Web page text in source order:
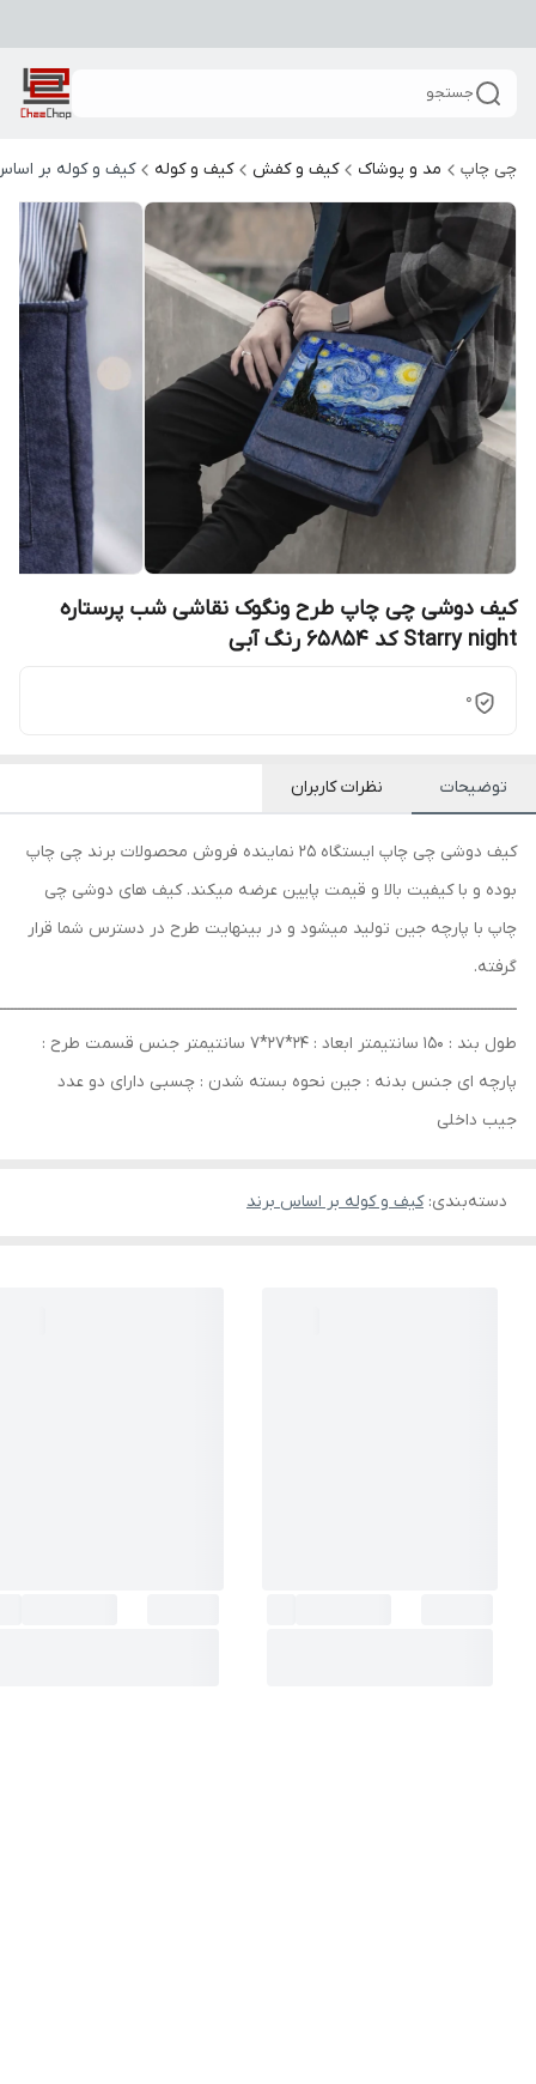
جستجو
چی چاپ مد و پوشاک کیف و کفش کیف و کوله کیف و کوله بر
کیف دوشی چی چاپ طرح ونگوک نقاشی شب پرستاره
Starry night کد 65854 رنگ آبی
0
توضیحات نظرات کاربران
کیف دوشی چی چاپ ایستگاه 25 نماینده فروش محصولات برند چی چاپ
بوده و با کیفیت بالا و قیمت پایین عرضه میکند. کیف های دوشی چی
چاپ با پارچه جین تولید میشود و در بینهایت طرح در دسترس شما قرار
گرفته.
طول بند : 150 سانتیمتر ابعاد : 24*27*7 سانتیمتر جنس قسمت طرح :
پارچه ای جنس بدنه : جین نحوه بسته شدن : چسبی دارای دو عدد
جیب داخلی
دسته‌بندی:کیف و کوله بر اساس برند